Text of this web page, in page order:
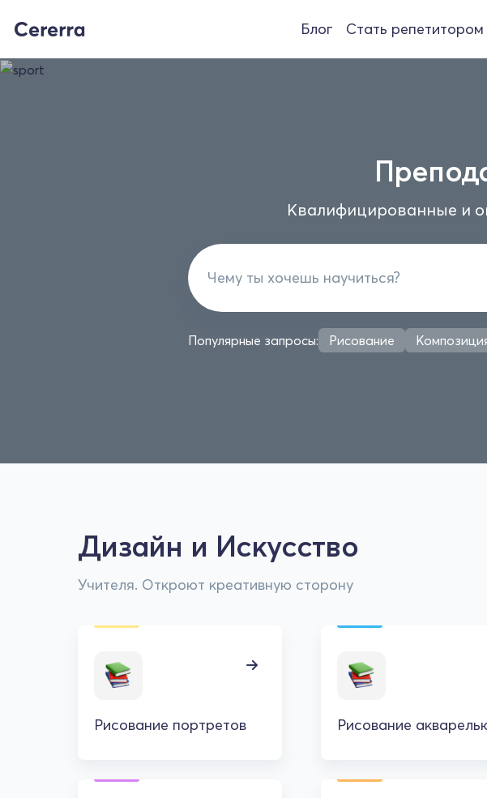
Блог Стать репетитором
Квалифицированные и
Популярные запросы: Рисование
Дизайн и Искусство
Учителя. Откроют креативную сторону
Рисование портретов Рисование